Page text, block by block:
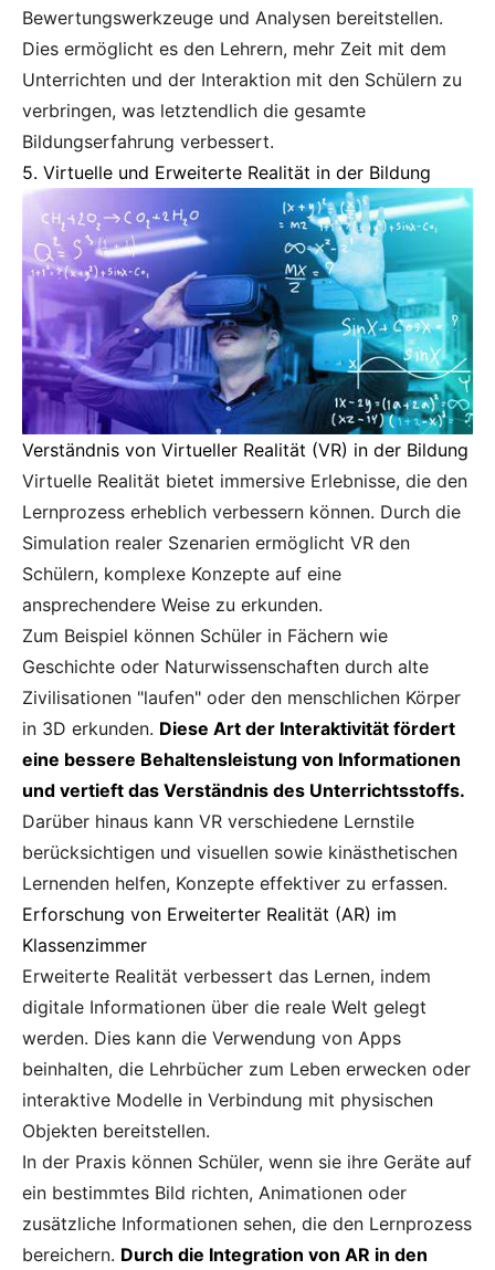
Bewertungswerkzeuge und Analysen bereitstellen.
Dies ermöglicht es den Lehrern, mehr Zeit mit dem
Unterrichten und der Interaktion mit den Schülern zu
verbringen, was letztendlich die gesamte
Bildungserfahrung verbessert.
5. Virtuelle und Erweiterte Realität in der Bildung
Verständnis von Virtueller Realität (VR) in der Bildung
Virtuelle Realität bietet immersive Erlebnisse, die den
Lernprozess erheblich verbessern können. Durch die
Simulation realer Szenarien ermöglicht VR den
Schülern, komplexe Konzepte auf eine
ansprechendere Weise zu erkunden.
Zum Beispiel können Schüler in Fächern wie
Geschichte oder Naturwissenschaften durch alte
Zivilisationen "laufen" oder den menschlichen Körper
in 3D erkunden. Diese Art der Interaktivität fördert
eine bessere Behaltensleistung von Informationen
und vertieft das Verständnis des Unterrichtsstoffs.
Darüber hinaus kann VR verschiedene Lernstile
berücksichtigen und visuellen sowie kinästhetischen
Lernenden helfen, Konzepte effektiver zu erfassen.
Erforschung von Erweiterter Realität (AR) im
Klassenzimmer
Erweiterte Realität verbessert das Lernen, indem
digitale Informationen über die reale Welt gelegt
werden. Dies kann die Verwendung von Apps
beinhalten, die Lehrbücher zum Leben erwecken oder
interaktive Modelle in Verbindung mit physischen
Objekten bereitstellen.
In der Praxis können Schüler, wenn sie ihre Geräte auf
ein bestimmtes Bild richten, Animationen oder
zusätzliche Informationen sehen, die den Lernprozess
bereichern. Durch die Integration von AR in den